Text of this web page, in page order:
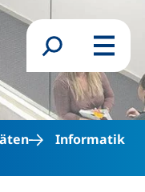
Inhalt
Suchformular
Menü
Informatik